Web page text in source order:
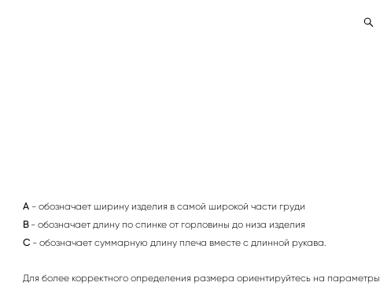
A- обозначает ширину изделия в самой широкой части груди
B- обозначает длину по спинке от горловины до низа изделия
C- обозначает суммарную длину плеча вместе с длинной рукава.
Для более корректного определения размера ориентируйтесьна параметры